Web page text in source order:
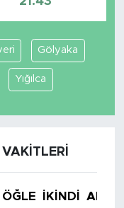
Gölyaka
Yığılca
ÖĞLE İKINDI